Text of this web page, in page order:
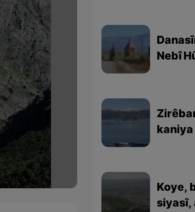
Nebî
Koye,
siyasî,